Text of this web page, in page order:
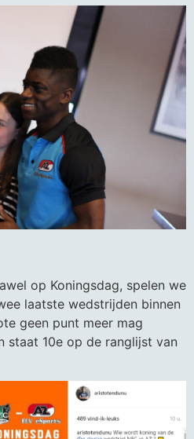
op Koningsdag, spelen we
laatste wedstrijden binnen
geen punt meer mag
staat 10e op de ranglijst van